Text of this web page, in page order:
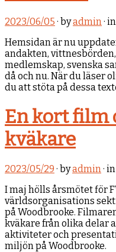
2023/06/05 · byadmin· in
Hemsidan är nu
andakten,
medlemskap, svenska
då och nu. När du läser
du att stöta på dessa
En kort film
kväkare
2023/05/29 · byadmin · in
I maj hölls årsmötet för
världsorganisations
på Woodbrooke.
kväkare från olika delar
aktiviteter och
miljön på Woodbrooke.